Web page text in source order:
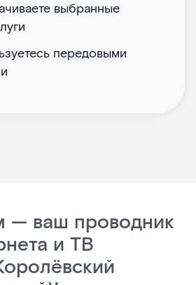
выбранные
передовыми
— ваш проводник
и ТВ